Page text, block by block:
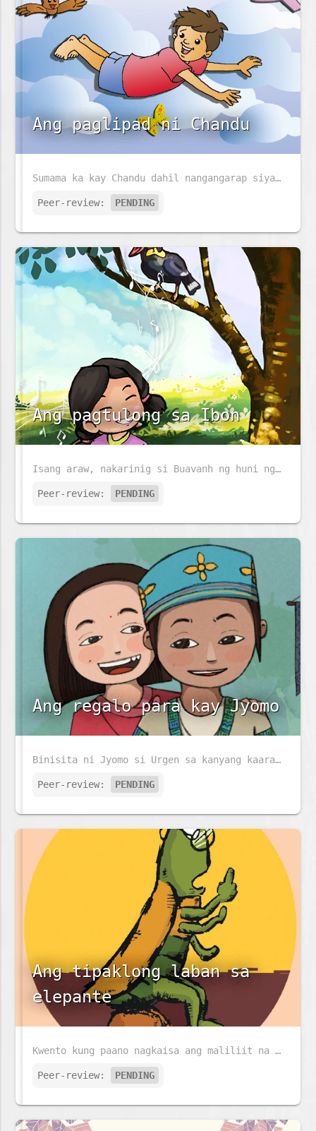
Ang paglipad ni Chandu
Sumama ka kay Chandu dahil nangangarap siyang lumipad. Ano ang pinapangarap mo?
Peer-review: PENDING
Ang pagtulong sa Ibon
Isang araw, nakarinig si Buavanh ng huni ng ibon dahil nahulog ito mula sa pugad. Ano ang gagawin niya sa maliit na ibon?
Peer-review: PENDING
Ang regalo para kay Jyomo
Binisita ni Jyomo si Urgen sa kanyang kaarawan. Siya ay nabighani sa bagay na nasa dingding. Malalaman kaya niya kung anu ito?
Peer-review: PENDING
Ang tipaklong laban sa
elepante
Kwento kung paano nagkaisa ang maliliit na tipaklong upang makipaglaban at manalo laban sa isang malaking elepante.
Peer-review: PENDING